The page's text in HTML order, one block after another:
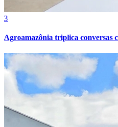
Fortaleza
3
Agroamazônia triplica conversas